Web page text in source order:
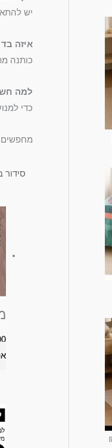
יש
איזה
כותנה
למה
כדי
מחפשים